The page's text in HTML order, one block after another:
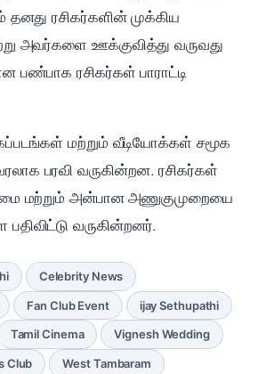
தனது ரசிகர்களின் முக்கிய
அவர்களை ஊக்குவித்து வருவது
பண்பாக ரசிகர்கள் பாராட்டி
மற்றும் வீடியோக்கள் சமூக
பரவி வருகின்றன. ரசிகர்கள்
மற்றும் அன்பான அணுகுமுறையை
பதிவிட்டு வருகின்றனர்.
Celebrity News
Fan Club Event ijay Sethupathi
Tamil Cinema Vignesh Wedding
Club West Tambaram